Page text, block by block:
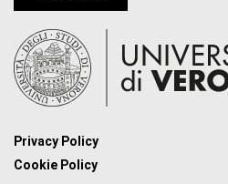
Privacy Policy
Cookie Policy